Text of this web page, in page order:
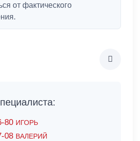
от фактического
80 ИГОРЬ
08 ВАЛЕРИЙ